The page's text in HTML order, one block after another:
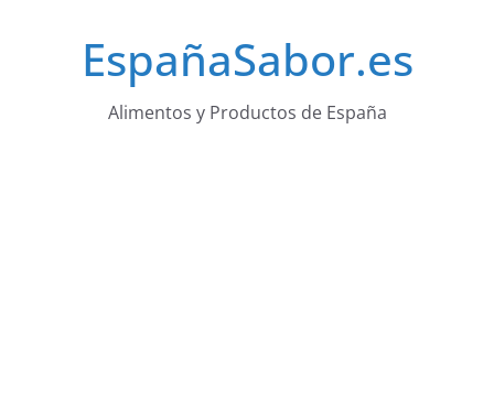
EspañaSabor.es
Alimentos y Productos de España